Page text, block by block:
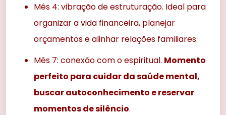
Mês 4: vibração de estruturação. Ideal para
organizar a vida financeira, planejar
orçamentos e alinhar relações familiares.
Mês 7: conexão com o espiritual. Momento
perfeito para cuidar da saúde mental,
buscar autoconhecimento e reservar
momentos de silêncio.